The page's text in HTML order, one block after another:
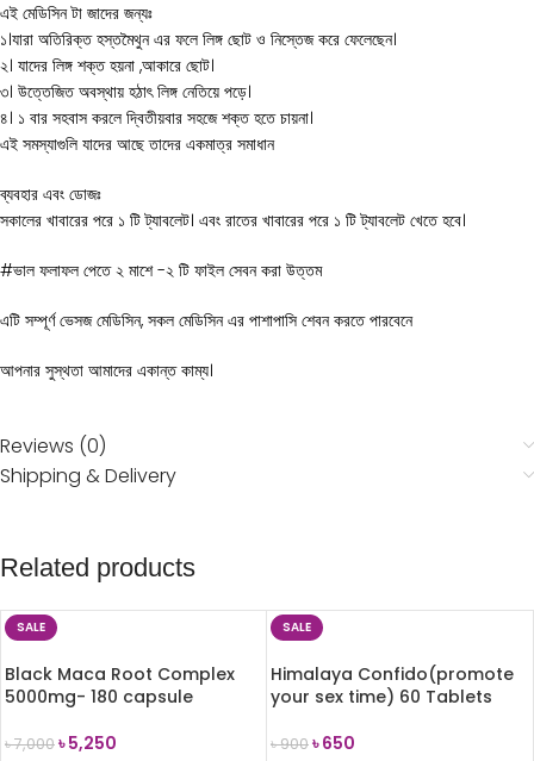
এই মেডিসিন টা জাদের জন্যঃ
১।যারা অতিরিক্ত হস্তমৈথুন এর ফলে লিঙ্গ ছোট ও নিস্তেজ করে ফেলেছেন।
২। যাদের লিঙ্গ শক্ত হয়না ,আকারে ছোট।
৩। উত্তেজিত অবস্থায় হঠাৎ লিঙ্গ নেতিয়ে পড়ে।
৪। ১ বার সহবাস করলে দ্বিতীয়বার সহজে শক্ত হতে চায়না।
এই সমস্যাগুলি যাদের আছে তাদের একমাত্র সমাধান
ব্যবহার এবং ডোজঃ
সকালের খাবারের পরে ১ টি ট্যাবলেট। এবং রাতের খাবারের পরে ১ টি ট্যাবলেট খেতে হবে।
#ভাল ফলাফল পেতে ২ মাশে -২ টি ফাইল সেবন করা উত্তম
এটি সম্পূর্ণ ভেসজ মেডিসিন, সকল মেডিসিন এর পাশাপাসি শেবন করতে পারবেনে
আপনার সুস্থতা আমাদের একান্ত কাম্য।
Reviews (0)
Shipping & Delivery
Related products
SALE
Black Maca Root Complex
5000mg- 180 capsule
৳7,000৳5,250
SALE
Himalaya Confido(promote
your sex time) 60 Tablets
৳900৳650